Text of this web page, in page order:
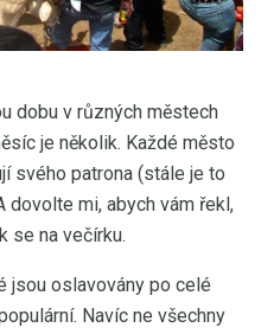
dobu v různých městech
je několik. Každé město
svého patrona (stále je to
dovolte mi, abych vám řekl,
se na večírku.
jsou oslavovány po celé
Navíc ne všechny